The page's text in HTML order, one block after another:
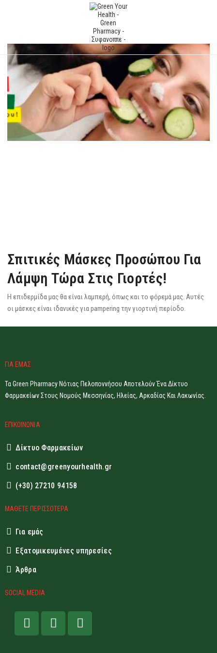
Σπιτικές Μάσκες Προσώπου Για
Λάμψη Τώρα Στις Γιορτές!
Η επιδερμίδα μας θα είναι λαμπερή, όπως και το φόρεμά μας. Αυτές
οι μάσκες είναι ιδανικές για pampering την γιορτινή περίοδο.
ΓΙΑ ΕΜΑΣ
Τα Green Pharmacy Νότιας Πελοποννήσου Αποτελούν Ένα Δίκτυο
Φαρμακείων Στους Νομούς Μεσσηνίας, Ηλείας, Αρκαδίας Και Λακωνίας.
ΕΠΙΚΟΙΝΩΝΙΑ
Δίκτυο Φαρμακείων
contact@greenyourhealth.gr
(+30) 27210 94158
ΜΑΘΕΤΕ ΠΕΡΙΣΣΟΤΕΡΑ
Για εμάς
Εξατομικευμένες υπηρεσίες
Άρθρα
SOCIAL MEDIA